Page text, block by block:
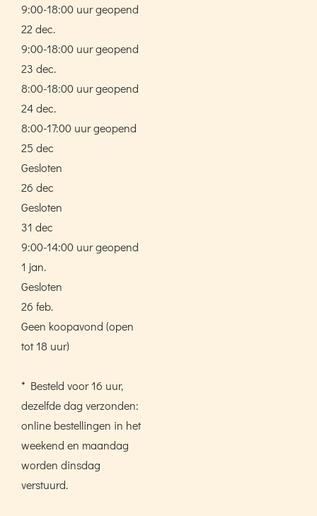
9:00-18:00 uur geopend
22 dec.
9:00-18:00 uur geopend
23 dec.
8:00-18:00 uur geopend
24 dec.
8:00-17:00 uur geopend
25 dec
Gesloten
26 dec
Gesloten
31 dec
9:00-14:00 uur geopend
1 jan.
Gesloten
26 feb.
Geen koopavond (open
tot 18 uur)
* Besteld voor 16 uur,
dezelfde dag verzonden:
online bestellingen in het
weekend en maandag
worden dinsdag
verstuurd.